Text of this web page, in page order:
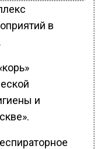
в
и